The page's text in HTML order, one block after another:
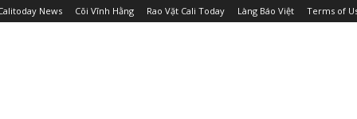
News Cõi Vĩnh Hằng Rao Vặt Cali Today Làng Báo Việt Terms of